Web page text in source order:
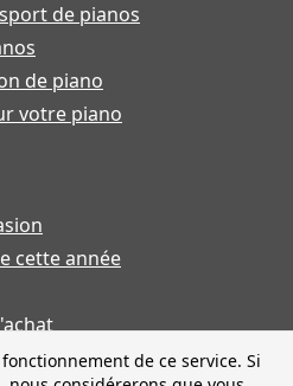
de ce service. Si
de pianos
de piano
votre piano
cette année
vente